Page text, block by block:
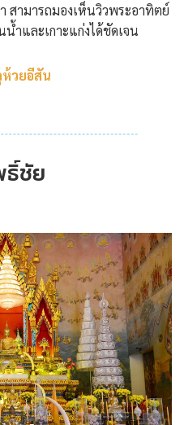
สามารถมองเห็นวิวพระอาทิตย์
ำและเกาะแก่งได้ชัดเจน
วยอีสัน
ธิ์ชัย